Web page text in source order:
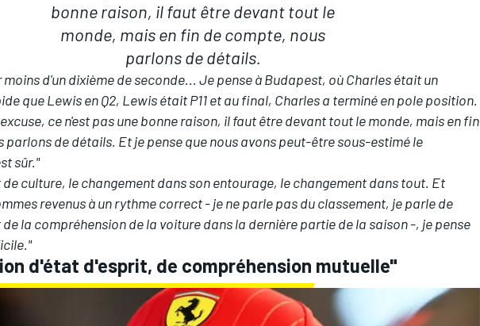
bonne raison, il faut être devant tout le
monde, mais en fin de compte, nous
parlons de détails.
d'un dixième de seconde... Je pense à Budapest, où Charles était un
que Lewis en Q2, Lewis était P11 et au final, Charles a terminé en pole position.
excuse, ce n'est pas une bonne raison, il faut être devant tout le monde, mais en fin
parlons de détails. Et je pense que nous avons peut-être sous-estimé le
sûr."
culture, le changement dans son entourage, le changement dans tout. Et
revenus à un rythme correct - je ne parle pas du classement, je parle de
la compréhension de la voiture dans la dernière partie de la saison -, je pense
d'état d'esprit, de compréhension mutuelle"